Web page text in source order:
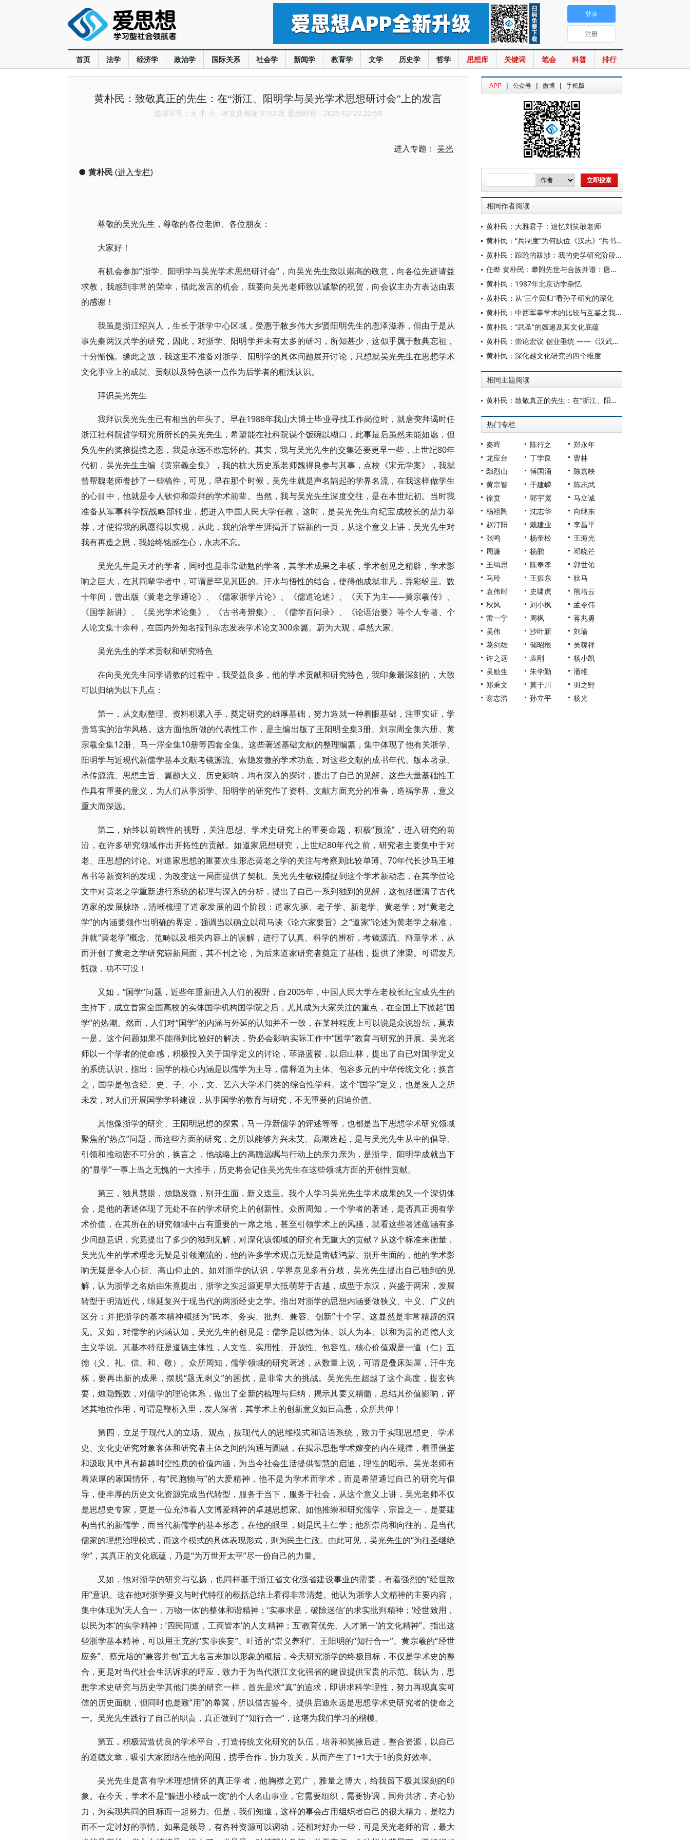
首页 法学 经济学 政治学 国际关系 社会学 新闻学 教育学 文学 历史学 哲学 思想库 关键词 笔会 科普 排行
登录
注册
黄朴民：致敬真正的先生：在“浙江、阳明学与吴光学术思想研讨会”上的发言
选择字号： 大 中 小 本文共阅读 3152 次 更新时间：2025-02-22 22:59
进入专题： 吴光
● 黄朴民(进入专栏)
尊敬的吴光先生，尊敬的各位老师、各位朋友：
大家好！
有机会参加“浙学、阳明学与吴光学术思想研讨会”，向吴光先生致以崇高的敬意，向各位先进请益
求教，我感到非常的荣幸，借此发言的机会，我要向吴光老师致以诚挚的祝贺，向会议主办方表达由衷
的感谢！
我虽是浙江绍兴人，生长于浙学中心区域，受惠于敝乡伟大乡贤阳明先生的恩泽滋养，但由于是从
事先秦两汉兵学的研究，因此，对浙学、阳明学并未有太多的研习，所知甚少，这似乎属于数典忘祖，
十分惭愧。缘此之故，我这里不准备对浙学、阳明学的具体问题展开讨论，只想就吴光先生在思想学术
文化事业上的成就、贡献以及特色谈一点作为后学者的粗浅认识。
拜识吴光先生
我拜识吴光先生已有相当的年头了。早在1988年我山大博士毕业寻找工作岗位时，就唐突拜谒时任
浙江社科院哲学研究所所长的吴光先生，希望能在社科院谋个饭碗以糊口，此事最后虽然未能如愿，但
吳先生的奖掖提携之恩，我是永远不敢忘怀的。其实，我与吴光先生的交集还要更早一些，上世纪80年
代初，吴光先生主编《黄宗義全集》，我的杭大历史系老师魏得良参与其事，点校《宋元学案》，我就
曾帮魏老师誊抄了一些稿件，可见，早在那个时候，吴先生就是声名鹊起的学界名流，在我这样做学生
的心目中，他就是令人钦仰和崇拜的学术前辈。当然，我与吴光先生深度交往，是在本世纪初。当时我
准备从军事科学院战略部转业，想进入中国人民大学任教，这时，是吴光先生向纪宝成校长的鼎力举
荐，才使得我的夙愿得以实现，从此，我的治学生涯揭开了崭新的一页，从这个意义上讲，吴光先生对
我有再造之恩，我始终铭感在心，永志不忘。
吴光先生是天才的学者，同时也是非常勤勉的学者，其学术成果之丰硕，学术创见之精辟，学术影
响之巨大，在其同辈学者中，可谓是罕见其匹的。汗水与悟性的结合，使得他成就非凡，异彩纷呈。数
十年间，曾出版《黄老之学通论》、《儒家浙学片论》、《儒道论述》、《天下为主——黄宗羲传》、
《国学新讲》、《吴光学术论集》、《古书考辨集》、《儒学百问录》、《论语治要》等个人专著、个
人论文集十余种，在国内外知名报刊杂志发表学术论文300余篇。蔚为大观，卓然大家。
吴光先生的学术贡献和研究特色
在向吴光先生问学请教的过程中，我受益良多，他的学术贡献和研究特色，我印象最深刻的，大致
可以归纳为以下几点：
第一，从文献整理、资料积累入手，奠定研究的雄厚基础，努力造就一种着眼基础，注重实证，学
贵笃实的治学风格。这方面他所做的代表性工作，是主编出版了王阳明全集3册、刘宗周全集六册、黄
宗羲全集12册、马一浮全集10册等四套全集。这些著述基础文献的整理编纂，集中体现了他有关浙学、
阳明学与近现代新儒学基本文献考镜源流、索隐发微的学术功底，对这些文献的成书年代、版本著录、
承传源流、思想主旨、篇题大义、历史影响，均有深入的探讨，提出了自己的见解。这些大量基础性工
作具有重要的意义，为人们从事浙学、阳明学的研究作了资料、文献方面充分的准备，造福学界，意义
重大而深远。
第二，始终以前瞻性的视野，关注思想、学术史研究上的重要命题，积极“预流”，进入研究的前
沿，在许多研究领域作出开拓性的贡献。如道家思想研究，上世纪80年代之前，研究者主要集中于对
老、庄思想的讨论。对道家思想的重要次生形态黄老之学的关注与考察则比较单薄。70年代长沙马王堆
帛书等新资料的发现，为改变这一局面提供了契机。吴光先生敏锐捕捉到这个学术新动态，在其学位论
文中对黄老之学重新进行系统的梳理与深入的分析，提出了自己一系列独到的见解，这包括厘清了古代
道家的发展脉络，清晰梳理了道家发展的四个阶段：道家先驱、老子学、新老学、黄老学；对“黄老之
学”的内涵要领作出明确的界定，强调当以确立以司马谈《论六家要旨》之“道家”论述为黄老学之标准，
并就“黄老学”概念、范畴以及相关内容上的误解，进行了认真、科学的辨析，考镜源流、辩章学术，从
而开创了黄老之学研究崭新局面，其不刊之论，为后来道家研究者奠定了基础，提供了津梁。可谓发凡
甄微，功不可没！
又如，“国学”问题，近些年重新进入人们的视野，自2005年，中国人民大学在老校长纪宝成先生的
主持下，成立首家全国高校的实体国学机构国学院之后，尤其成为大家关注的重点，在全国上下掀起“国
学”的热潮。然而，人们对“国学”的内涵与外延的认知并不一致，在某种程度上可以说是众说纷纭，莫衷
一是。这个问题如果不能得到比较好的解决，势必会影响实际工作中“国学”教育与研究的开展。吴光老
师以一个学者的使命感，积极投入关于国学定义的讨论，荜路蓝褛，以启山林，提出了自已对国学定义
的系统认识，指出：国学的核心内涵是以儒学为主导，儒释道为主体、包容多元的中华传统文化；换言
之，国学是包含经、史、子、小，文、艺六大学术门类的综合性学科。这个“国学”定义，也是发人之所
未发，对人们开展国学学科建设，从事国学的教育与研究，不无重要的启迪价值。
其他像浙学的研究、王阳明思想的探索，马一浮新儒学的评述等等，也都是当下思想学术研究领域
聚焦的“热点”问题，而这些方面的研究，之所以能够方兴未艾、高潮迭起，是与吴光先生从中的倡导、
引领和推动密不可分的，换言之，他战略上的高瞻远瞩与行动上的亲力亲为，是浙学、阳明学成就当下
的“显学”一事上当之无愧的一大推手，历史将会记住吴光先生在这些领域方面的开创性贡献。
第三，独具慧眼，烛隐发微，别开生面，新义迭呈。我个人学习吴光先生学术成果的又一个深切体
会，是他的著述体现了无处不在的学术研究上的创新性。众所周知，一个学者的著述，是否真正拥有学
术价值，在其所在的研究领域中占有重要的一席之地，甚至引领学术上的风骚，就看这些著述蕴涵有多
少问题意识，究竟提出了多少的独到见解，对深化该领域的研究有无重大的贡献？从这个标准来衡量，
吴光先生的学术理念无疑是引领潮流的，他的许多学术观点无疑是凿破鸿蒙、别开生面的，他的学术影
响无疑是令人心折、高山仰止的。如对浙学的认识，学界意见多有分歧，吴光先生提出自己独到的见
解，认为浙学之名始由朱熹提出，浙学之实起源更早大抵萌芽于古越，成型于东汉，兴盛于两宋，发展
转型于明清近代，绵延复兴于现当代的两浙经史之学。指出对浙学的思想内涵要做狭义、中义、广义的
区分；并把浙学的基本精神概括为“民本、务实、批判、兼容、创新”十个字。这显然是非常精辟的洞
见。又如，对儒学的内涵认知，吴光先生的创见是：儒学是以德为体、以人为本、以和为贵的道德人文
主义学说。其基本特征是道德主体性，人文性、实用性、开放性、包容性。核心价值观是一道（仁）五
德（义、礼、信、和、敬）。众所周知，儒学领域的研究著述，从数量上说，可谓是叠床架屋，汗牛充
栋，要再出新的成果，摆脱“题无剩义”的困扰，是非常大的挑战。吴光先生超越了这个高度，提玄钩
要，烛隐甄数，对儒学的理论体系，做出了全新的梳理与归纳，揭示其要义精髓，总结其价值影响，评
述其地位作用，可谓是鞭析入里，发人深省，其学术上的创新意义如日高悬，众所共仰！
第四，立足于现代人的立场、观点，按现代人的思维模式和话语系统，致力于实现思想史、学术
史、文化史研究对象客体和研究者主体之间的沟通与圆融，在揭示思想学术嬗变的内在规律，着重借鉴
和汲取其中具有超越时空性质的价值内涵，为当今社会生活提供智慧的启迪，理性的昭示。吴光老师有
着浓厚的家国情怀，有“民胞物与”的大爱精神，他不是为学术而学术，而是希望通过自己的研究与倡
导，使丰厚的历史文化资源完成当代转型，服务于当下，服务于社会，从这个意义上讲，吴光老师不仅
是思想史专家，更是一位充沛着人文博爱精神的卓越思想家。如他推崇和研究儒学，宗旨之一，是要建
构当代的新儒学，而当代新儒学的基本形态，在他的眼里，则是民主仁学；他所崇尚和向往的，是当代
儒家的理想治理模式，而这个模式的具体表现形式，则为民主仁政。由此可见，吴光先生的“为往圣继绝
学”，其真正的文化底蕴，乃是“为万世开太平”尽一份自己的力量。
又如，他对浙学的研究与弘扬，也同样基于浙江省文化强省建设事业的需要，有着强烈的“经世致
用”意识。这在他对浙学要义与时代特征的概括总结上看得非常清楚。他认为浙学人文精神的主要内容，
集中体现为‘天人合一，万物一体’的整体和谐精神；‘实事求是，破除迷信’的求实批判精神；‘经世致用，
以民为本’的实学精神；‘四民同道，工商皆本’的人文精神；五‘教育优先、人才第一’的文化精神”。指出这
些浙学基本精神，可以用王充的“实事疾妄”、叶适的“崇义养利”、王阳明的“知行合一”、黄宗羲的“经世
应务”、蔡元培的“兼容并包”五大名言来加以形象的概括，今天研究浙学的终极目标，不仅是学术史的整
合，更是对当代社会生活诉求的呼应，致力于为当代浙江文化强省的建设提供宝贵的示范。我认为，思
想学术史研究与历史学其他门类的研究一样，首先是求“真”的追求，即讲求科学理性，努力再现真实可
信的历史面貌，但同时也是致“用”的希冀，所以借古鉴今、提供启迪永远是思想学术史研究者的使命之
一。吴光先生践行了自己的职责，真正做到了“知行合一”，这堪为我们学习的楷模。
第五，积极营造优良的学术平台，打造传统文化研究的队伍，培养和奖掖后进，整合资源，以自己
的道德文章，吸引大家团结在他的周围，携手合作，协力攻关，从而产生了1+1大于1的良好效率。
吴光先生是富有学术理想情怀的真正学者，他胸襟之宽广，雅量之博大，给我留下极其深刻的印
象。在今天，学术不是“躲进小楼成一统”的个人名山事业，它需要组织，需要协调，同舟共济，齐心协
力，为实现共同的目标而一起努力。但是，我们知道，这样的事会占用组织者自己的很大精力，是吃力
而不一定讨好的事情。如果是领导，有各种资源可以调动，还相对好办一些，可是吴光老师的官，最大
APP | 公众号 | 微博 | 手机版
相同作者阅读
黄朴民：大雅君子：追忆刘笑敢老师
黄朴民：“兵制度”为何缺位《汉志》“兵书略”
黄朴民：踉跄的跋涉：我的史学研究阶段性回顾
任晔 黄朴民：攀附先世与合族并谱：唐宋时期孙武世系生成考
黄朴民：1987年北京访学杂忆
黄朴民：从“三个回归”看孙子研究的深化
黄朴民：中西军事学术的比较与互鉴之我见
黄朴民：“武圣”的嬗递及其文化底蕴
黄朴民：崇论宏议 创业垂统 ——《汉武帝评传》简议
黄朴民：深化越文化研究的四个维度
相同主题阅读
黄朴民：致敬真正的先生：在“浙江、阳明学与吴光学术思想研讨会”上的发言
热门专栏
秦晖 陈行之
郑永年
龙应台
丁学良
曹林
鄢烈山
傅国涌
陈嘉映
黄宗智
于建嵘
陈志武
徐贲
郭宇宽
马立诚
杨祖陶
沈志华
向继东
赵汀阳
戴建业
李昌平
张鸣
杨奎松
王海光
周濂
杨鹏
邓晓芒
王缉思
陈奉孝
郭世佑
马玲
王振东
狄马
袁伟时
史啸虎
熊培云
秋风
刘小枫
孟令伟
雷一宁
周枫
蒋兆勇
吴伟
沙叶新
刘瑜
葛剑雄
储昭根
吴稼祥
许之远
袁刚
杨小凯
吴励生
朱学勤
潘维
郑秉文
莫于川
羽之野
谢志浩
孙立平 杨光